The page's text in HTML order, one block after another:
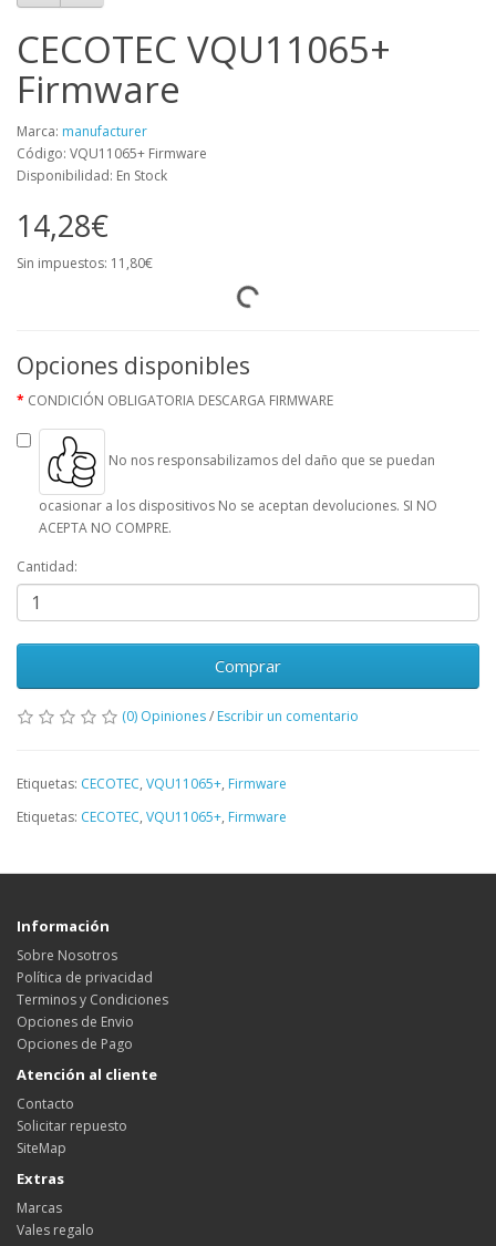
CECOTEC VQU11065+
Firmware
Marca: manufacturer
Código: VQU11065+ Firmware
Disponibilidad: En Stock
14,28€
Sin impuestos: 11,80€
Opciones disponibles
CONDICIÓN OBLIGATORIA DESCARGA FIRMWARE
No nos responsabilizamos del daño que se puedan
ocasionar a los dispositivos No se aceptan devoluciones. SI NO
ACEPTA NO COMPRE.
Cantidad:
Comprar
(0) Opiniones/ Escribir un comentario
Etiquetas: CECOTEC, VQU11065+, Firmware
Etiquetas: CECOTEC, VQU11065+, Firmware
Información
Sobre Nosotros
Política de privacidad
Terminos y Condiciones
Opciones de Envio
Opciones de Pago
Atención al cliente
Contacto
Solicitar repuesto
SiteMap
Extras
Marcas
Vales regalo